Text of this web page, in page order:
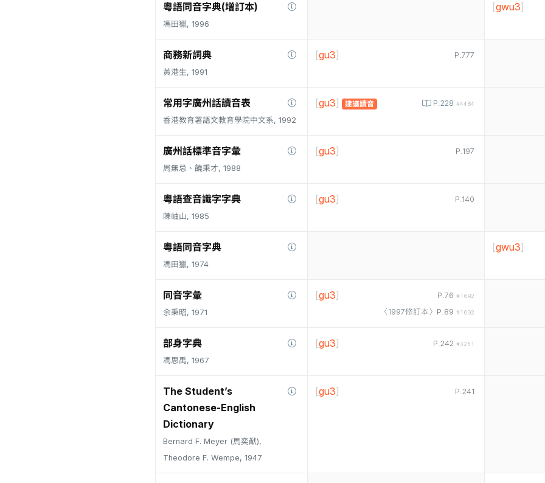
粵語同音字典(增訂本)
馮田獵, 1996
[gwu3]
商務新詞典
黃港生, 1991
P.777
[gu3]
常用字廣州話讀音表
香港教育署語文教育學院中文系, 1992
P.228 #4484
[gu3] 建議讀音
廣州話標準音字彙
周無忌、饒秉才, 1988
P.197
[gu3]
粵語查音識字字典
陳岫山, 1985
P.140
[gu3]
粵語同音字典
馮田獵, 1974
[gwu3]
同音字彙
余秉昭, 1971
P.76 #1692
〈1997修訂本〉P.89 #1692
[gu3]
部身字典
馮思禹, 1967
P.242 #3251
[gu3]
The Student’s
Cantonese-English
Dictionary
Bernard F. Meyer (馬奕猷),
Theodore F. Wempe, 1947
P.241
[gu3]